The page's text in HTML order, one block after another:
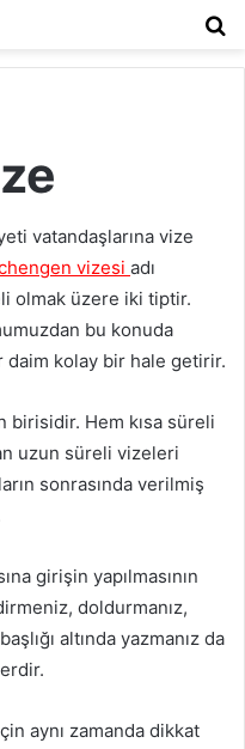
vatandaşlarına vize
vizesi adı
olmak üzere iki tiptir.
bu konuda
daim kolay bir hale getirir.
birisidir. Hem kısa süreli
uzun süreli vizeleri
sonrasında verilmiş
girişin yapılmasının
doldurmanız,
altında yazmanız da
aynı zamanda dikkat